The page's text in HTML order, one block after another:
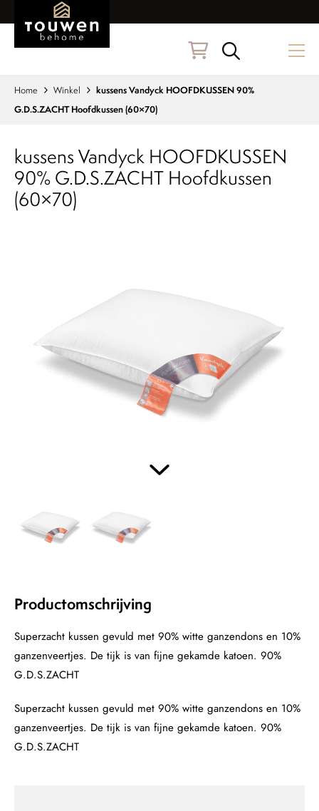
Naar hoofdinhoud
Zoeken
Home Winkel
kussens Vandyck HOOFDKUSSEN 90%
G.D.S.ZACHT Hoofdkussen (60×70)
kussens Vandyck HOOFDKUSSEN
90% G.D.S.ZACHT Hoofdkussen
(60×70)
Productomschrijving
Superzacht kussen gevuld met 90% witte ganzendons en 10%
ganzenveertjes. De tijk is van fijne gekamde katoen. 90%
G.D.S.ZACHT
Superzacht kussen gevuld met 90% witte ganzendons en 10%
ganzenveertjes. De tijk is van fijne gekamde katoen. 90%
G.D.S.ZACHT